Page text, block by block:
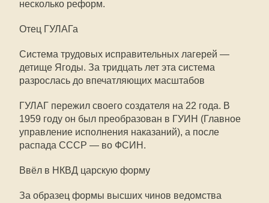
несколько реформ.
Отец ГУЛАГа
Система трудовых исправительных лагерей —
детище Ягоды. За тридцать лет эта система
разрослась до впечатляющих масштабов
ГУЛАГ пережил своего создателя на 22 года. В
1959 году он был преобразован в ГУИН (Главное
управление исполнения наказаний), а после
распада СССР — во ФСИН.
Ввёл в НКВД царскую форму
За образец формы высших чинов ведомства